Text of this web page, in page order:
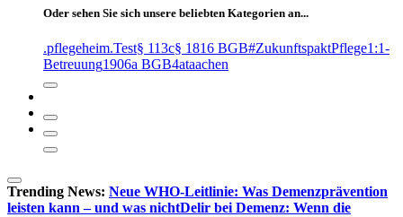
Oder sehen Sie sich unsere beliebten Kategorien an...
.pflegeheim.Test§ 113c§ 1816 BGB#ZukunftspaktPflege1:1-
Betreuung1906a BGB4ataachen
Trending News: Neue WHO-Leitlinie: Was Demenzprävention
leisten kann – und was nichtDelir bei Demenz: Wenn die